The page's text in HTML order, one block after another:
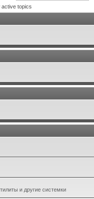
active topics
и другие системки